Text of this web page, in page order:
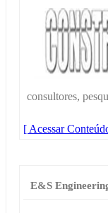
consultores,
[ Acessar
E&S